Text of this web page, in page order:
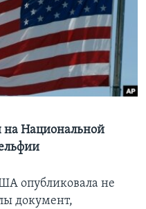
на Национальной
опубликовала не
документ,